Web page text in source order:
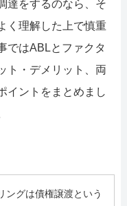
達をするのなら、そ
く理解した上で慎重
ではABLとファクタ
ト・デメリット、両
イントをまとめまし
ングは債権譲渡という